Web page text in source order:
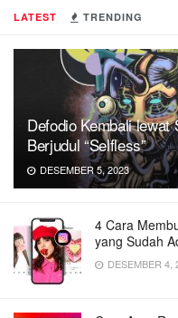
LATEST TRENDING
Defodio Kembali lewat
Berjudul “Selfless”
DESEMBER 5, 2023
4 Cara
yang Sudah
DESEMBER 4,